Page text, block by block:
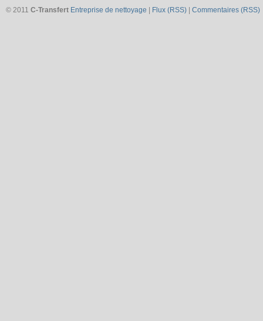
© 2011 C-Transfert Entreprise de nettoyage Flux (RSS) Commentaires (RSS)